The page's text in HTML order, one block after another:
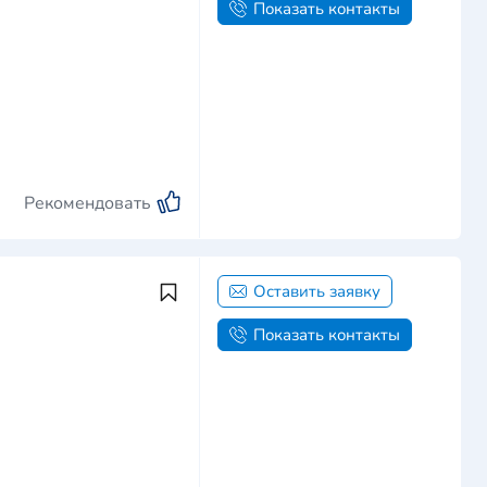
Рекомендовать
Показать контакты
Оставить заявку
Показать контакты